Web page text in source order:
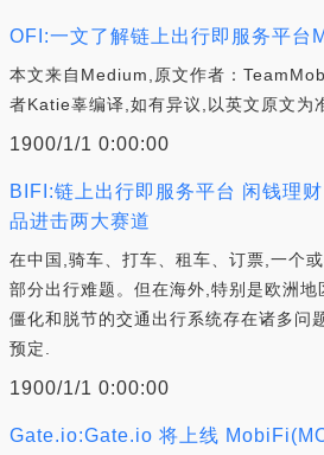
OFI:一文了解链上出行即服务平台
本文来自Medium,原文作者：
者Katie辜编译,如有异议,以英文原文为
1900/1/1 0:00:00
BIFI:链上出行即服务平台 闲钱理
品进击两大赛道
在中国,骑车、打车、租车、订票,一个
部分出行难题。但在海外,特别是欧洲地
僵化和脱节的交通出行系统存在诸多问
预定.
1900/1/1 0:00:00
Gate.io:Gate.io 将上线